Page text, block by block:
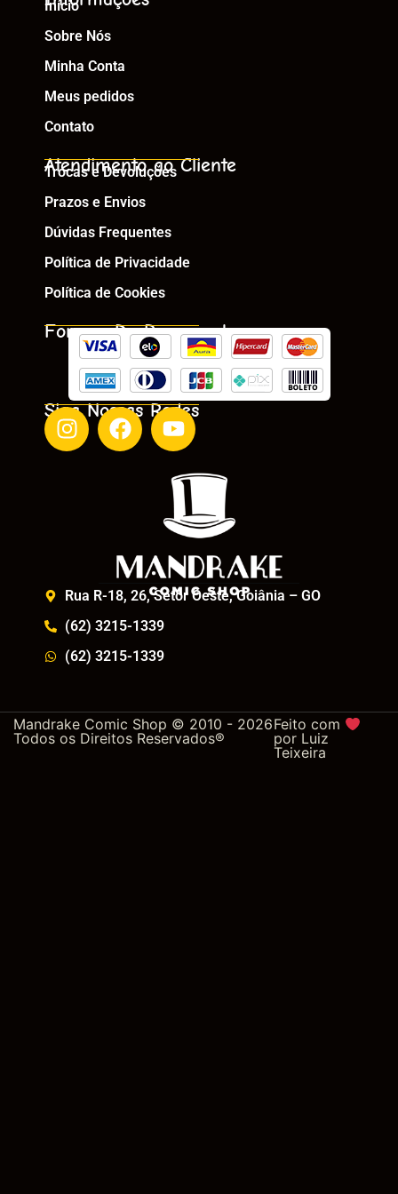
Início
Sobre Nós
Minha Conta
Meus pedidos
Contato
Atendimento ao Cliente
Trocas e Devoluções
Prazos e Envios
Dúvidas Frequentes
Política de Privacidade
Política de Cookies
Formas De Pagamento
Siga Nossas Redes
Rua R-18, 26, Setor Oeste, Goiânia – GO
(62) 3215-1339
(62) 3215-1339
Mandrake Comic Shop © 2010 - 2026
Todos os Direitos Reservados®
Feito com
por Luiz
Teixeira